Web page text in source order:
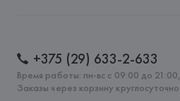
+375 (29) 633-2-633
Время работы: пн-вс с 09:00 до 21:00,
Заказы через корзину круглосуточно